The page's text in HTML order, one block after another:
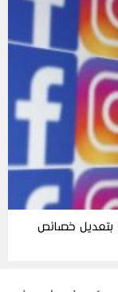
بتعديل خصائص